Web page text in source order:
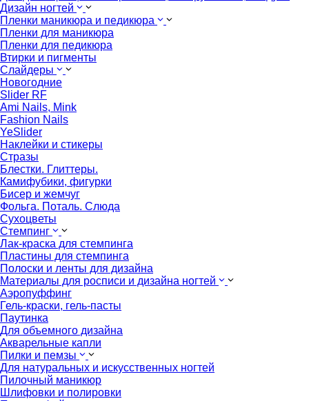
Дизайн ногтей
Пленки маникюра и педикюра
Пленки для маникюра
Пленки для педикюра
Втирки и пигменты
Слайдеры
Новогодние
Slider RF
Ami Nails, Mink
Fashion Nails
YeSlider
Наклейки и стикеры
Стразы
Блестки. Глиттеры.
Камифубики, фигурки
Бисер и жемчуг
Фольга. Поталь. Слюда
Сухоцветы
Стемпинг
Лак-краска для стемпинга
Пластины для стемпинга
Полоски и ленты для дизайна
Материалы для росписи и дизайна ногтей
Аэропуффинг
Гель-краски, гель-пасты
Паутинка
Для объемного дизайна
Акварельные капли
Пилки и пемзы
Для натуральных и искусственных ногтей
Пилочный маникюр
Шлифовки и полировки